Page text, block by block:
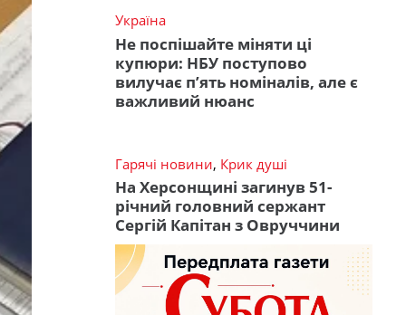
Україна
Не поспішайте міняти ці
купюри: НБУ поступово
вилучає п’ять номіналів, але є
важливий нюанс
Гарячі новини, Крик душі
На Херсонщині загинув 51-
річний головний сержант
Сергій Капітан з Овруччини